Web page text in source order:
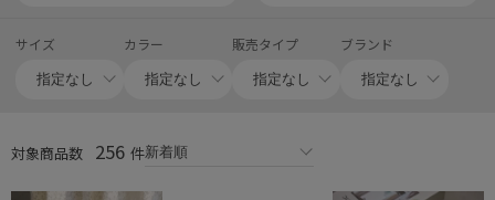
サイズ カラー 販売タイプ ブランド
対象商品数 256 件